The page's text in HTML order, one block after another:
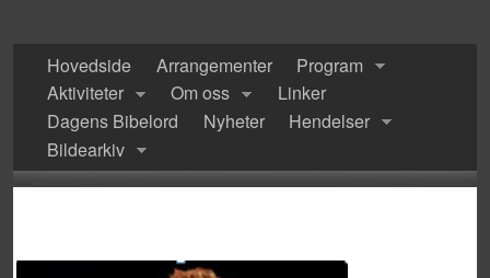
Hovedside Arrangementer
Program
Aktiviteter
Om oss
Linker
Dagens Bibelord
Nyheter
Hendelser
Bildearkiv